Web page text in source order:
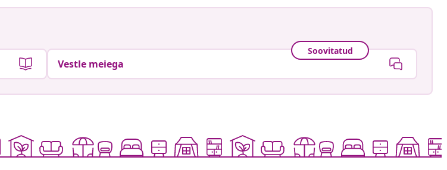
Soovitatud
Vestle meiega